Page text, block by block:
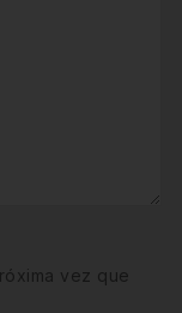
vez que